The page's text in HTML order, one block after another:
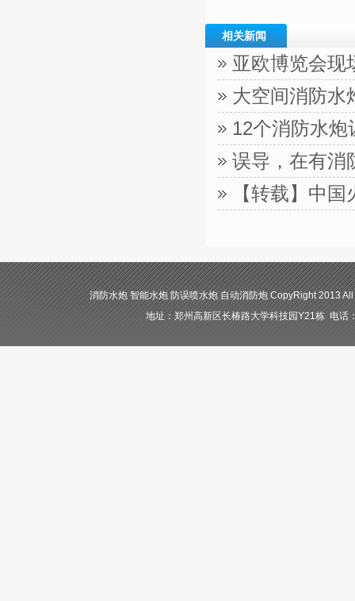
相关新闻
亚欧博览会现
大空间消防水
12个消防水
误导，在有消
【转载】中
消防水炮 智能水炮 防误喷水炮 自动消防炮 CopyRight 2013
地址：郑州高新区长椿路大学科技园Y21栋 电